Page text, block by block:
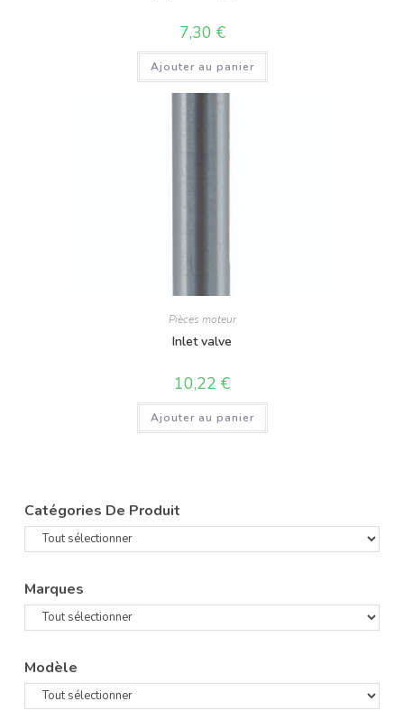
7,30 €
Ajouter au panier
Pièces moteur
Inlet valve
10,22 €
Ajouter au panier
Catégories De Produit
Marques
Modèle